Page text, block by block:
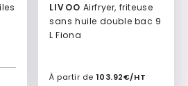
LIVOO
sans huile double bac 9
L Fiona
À partir de 103.92€/HT